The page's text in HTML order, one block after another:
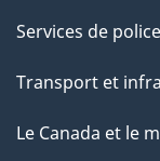
e
p
g
Services de
Transport et
Le Canada et le